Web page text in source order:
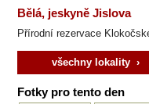
Bělá, jeskyně Jislova
Přírodní rezervace
všechny lokality ›
Fotky pro tento den